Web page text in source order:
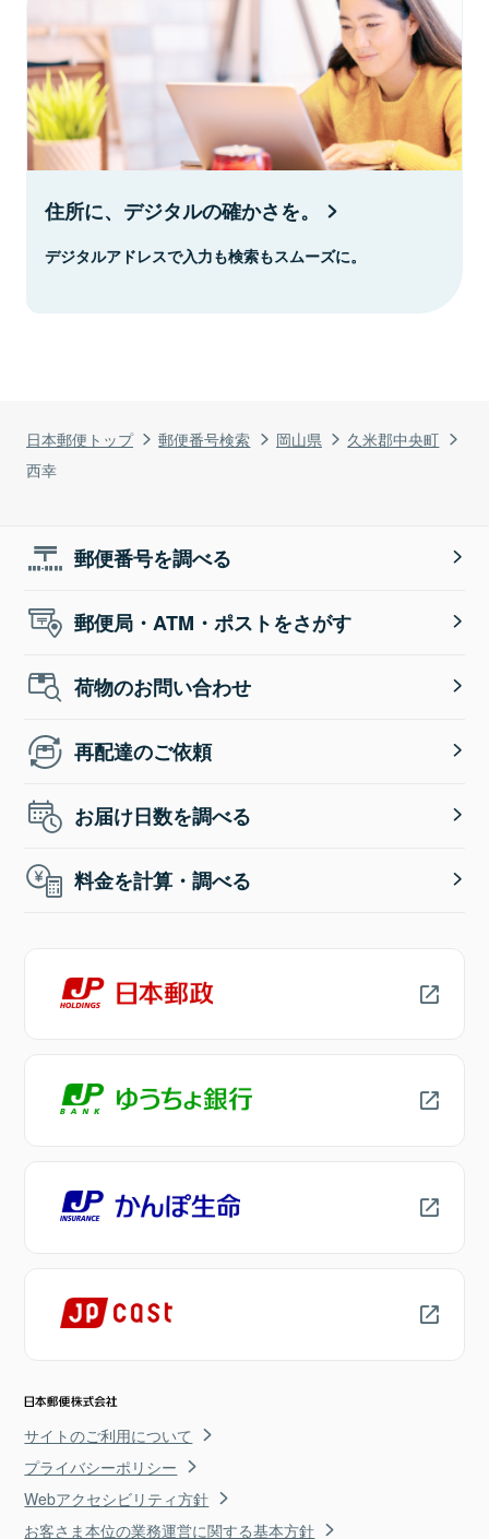
日本郵便トップ 郵便番号検索 岡山県
久米郡中央町
西幸
住所に、デジタルの確かさを。
デジタルアドレスで入力も検索もスムーズに。
郵便番号を調べる
郵便局・ATM・ポストをさがす
荷物のお問い合わせ
再配達のご依頼
お届け日数を調べる
料金を計算・調べる
サイトのご利用について
プライバシーポリシー
Webアクセシビリティ方針
お客さま本位の業務運営に関する基本方針